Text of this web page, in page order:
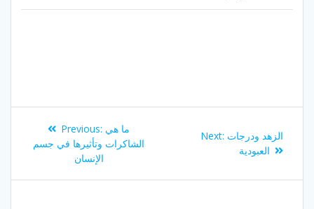
Post
navigation
Previous: Previous
post:
ما هي
الشاكرات وتأثيرها في جسم
الإنسان
Next: Next
post:
الزهد ودرجات
العبودية